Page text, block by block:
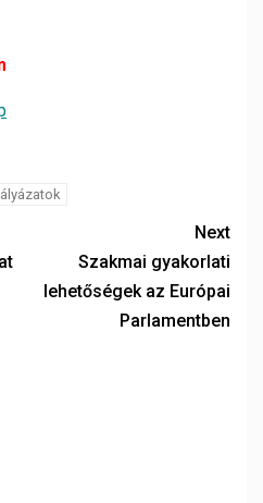
Next
Szakmai gyakorlati
lehetőségek az Európai
Parlamentben